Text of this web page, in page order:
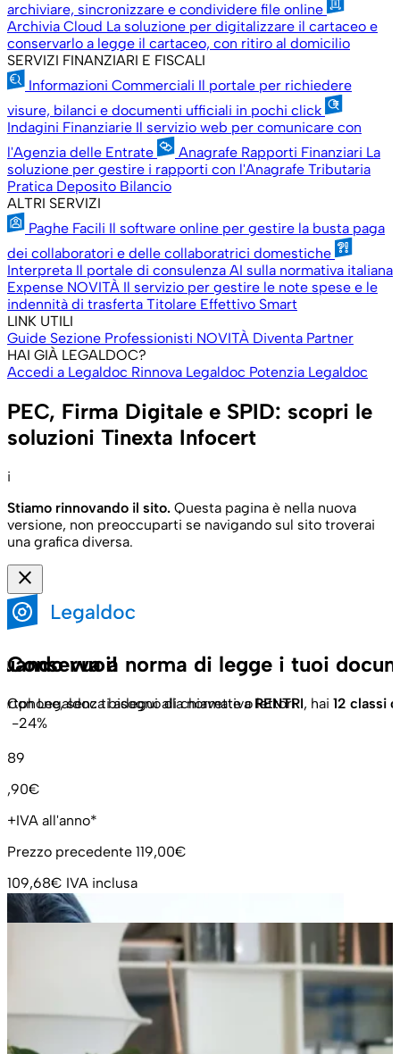
archiviare, sincronizzare e condividere file online
Archivia Cloud La soluzione per digitalizzare il cartaceo e
conservarlo a legge il cartaceo, con ritiro al domicilio
SERVIZI FINANZIARI E FISCALI
Informazioni Commerciali Il portale per richiedere
visure, bilanci e documenti ufficiali in pochi click
Indagini Finanziarie Il servizio web per comunicare con
l'Agenzia delle Entrate
Anagrafe Rapporti Finanziari La
soluzione per gestire i rapporti con l'Anagrafe Tributaria
Pratica Deposito Bilancio
ALTRI SERVIZI
Paghe Facili Il software online per gestire la busta paga
dei collaboratori e delle collaboratrici domestiche
Interpreta Il portale di consulenza AI sulla normativa italiana
Expense NOVITÀ Il servizio per gestire le note spese e le
indennità di trasferta Titolare Effettivo Smart
LINK UTILI
Guide Sezione Professionisti NOVITÀ Diventa Partner
HAI GIÀ LEGALDOC?
Accedi a Legaldoc Rinnova Legaldoc Potenzia Legaldoc
PEC, Firma Digitale e SPID: scopri le
soluzioni Tinexta Infocert
i
Stiamo rinnovando il sito. Questa pagina è nella nuova
versione, non preoccuparti se navigando sul sito troverai
una grafica diversa.
close
vuoi!
senza bisogno di chiavette o lettori
Conserva a norma di legge i tuoi
Con Legaldoc ti adegui alla normativaRENTRI, hai 12 classi
-24%
89
,90€
+IVA all'anno*
Prezzo precedente 119,00€
109,68€ IVA inclusa